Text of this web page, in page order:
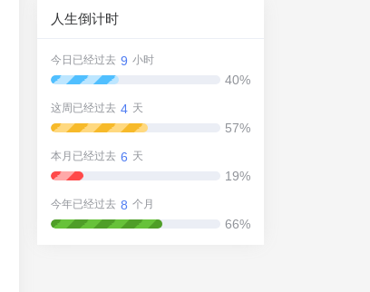
人生倒计时
今日已经过去 9 小时
40%
这周已经过去 4 天
57%
本月已经过去 6 天
19%
今年已经过去 8 个月
66%